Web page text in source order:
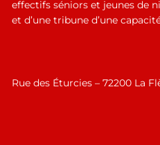
effectifs séniors et jeunes de
et d’une tribune d’une
Rue des Éturcies – 72200 La